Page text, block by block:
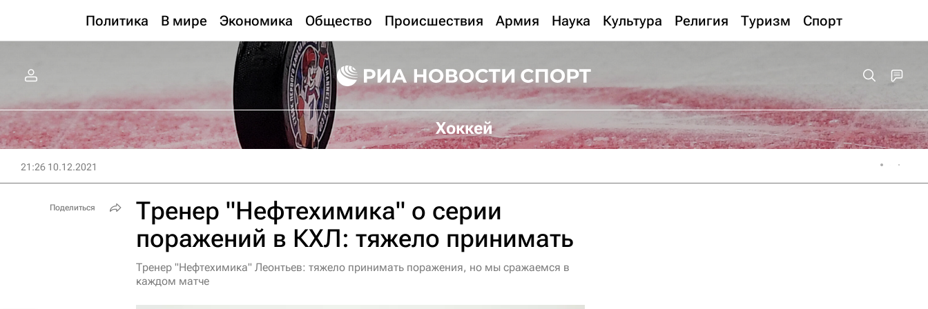
Политика В мире Экономика Общество Происшествия Армия Наука Культура Религия Туризм Спорт
Хоккей
21:26 10.12.2021
Тренер "Нефтехимика" о серии
поражений в КХЛ: тяжело принимать
Тренер "Нефтехимика" Леонтьев: тяжело принимать поражения, но мы сражаемся в
каждом матче
Поделиться